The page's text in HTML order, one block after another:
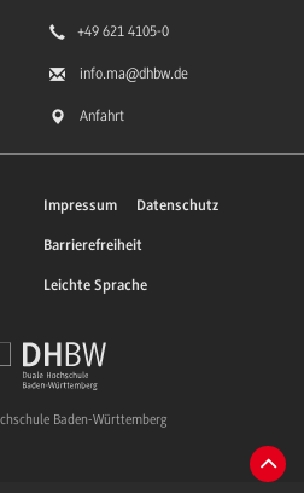
+49 621 4105-0
info.ma@dhbw.de
Anfahrt
Impressum Datenschutz
Barrierefreiheit
Leichte Sprache
Baden-Württemberg
Zum